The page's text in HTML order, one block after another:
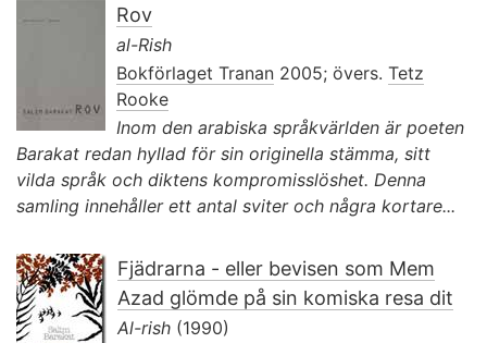
Rov
al-Rish
Bokförlaget Tranan 2005; övers. Tetz
Rooke
Inom den arabiska språkvärlden är poeten
Barakat redan hyllad för sin originella stämma, sitt
vilda språk och diktens kompromisslöshet. Denna
samling innehåller ett antal sviter och några kortare...
Fjädrarna - eller bevisen som Mem
Azad glömde på sin komiska resa dit
Al-rish (1990)